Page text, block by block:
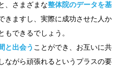
、さまざまな整体院のデータを基
きますし、実際に成功させた人か
もできるでしょう。
と出会う ことができ、お互いに共
ながら頑張れるというプラスの要